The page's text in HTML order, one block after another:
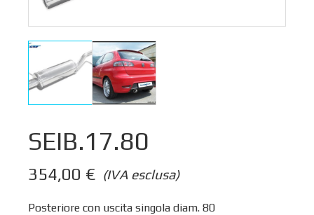
SEIB.17.80
(IVA esclusa)
354,00 €
Posteriore con uscita singola diam. 80